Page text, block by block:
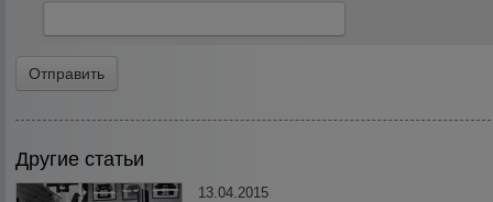
Другие статьи
13.04.2015